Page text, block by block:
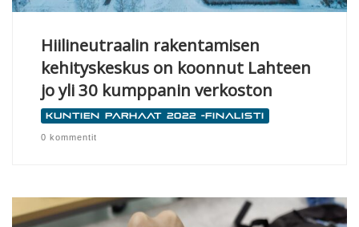
Hiilineutraalin rakentamisen
kehityskeskus on koonnut Lahteen
jo yli 30 kumppanin verkoston
Kuntien parhaat 2022 -finalisti
0 kommentit